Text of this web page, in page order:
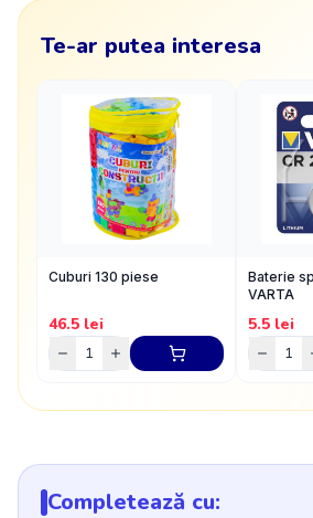
Te-ar putea interesa
Cuburi 130 piese
46.5 lei
Baterie
VARTA
5.5 lei
Completează cu: